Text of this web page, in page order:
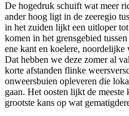
De hogedruk schuift wat meer
ander hoog ligt in de zeeregio
in het zuiden lijkt een uitloper
komen in het grensgebied
ene kant en koelere, noordelijke
Dat hebben we deze zomer al
korte afstanden flinke
onweersbuien opleveren die
gaan. Het oosten lijkt de
grootste kans op wat